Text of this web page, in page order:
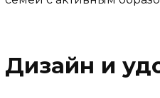
Дизайн и